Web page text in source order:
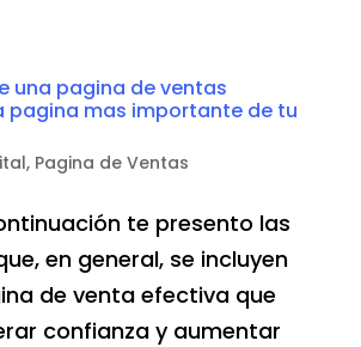
una pagina de ventas
pagina mas importante de tu
, Pagina de Ventas
te presento las
en general, se incluyen
de venta efectiva que
confianza y aumentar